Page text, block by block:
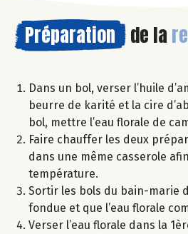
Préparation de la
Dans un bol, verser l’huile
beurre de karité et la cire
bol, mettre l’eau florale de
Faire chauffer les deux
dans une même casserole
température.
Sortir les bols du bain-marie
fondue et que l’eau florale
Verser l’eau florale dans la